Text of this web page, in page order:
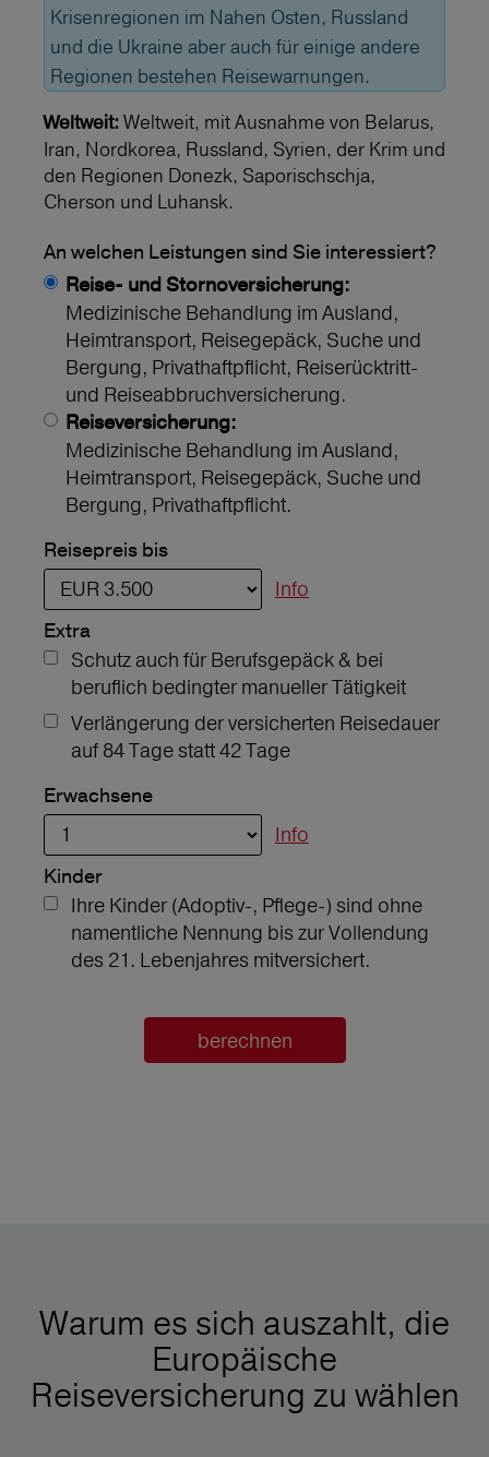
Krisenregionen im Nahen Osten, Russland
und die Ukraine aber auch für einige andere
Regionen bestehen Reisewarnungen.
Weltweit: Weltweit, mit Ausnahme von Belarus,
Iran, Nordkorea, Russland, Syrien, der Krim und
den Regionen Donezk, Saporischschja,
Cherson und Luhansk.
An welchen Leistungen sind Sie interessiert?
Reise- und Stornoversicherung:
Medizinische Behandlung im Ausland,
Heimtransport, Reisegepäck, Suche und
Bergung, Privathaftpflicht, Reiserücktritt-
und Reiseabbruchversicherung.
Reiseversicherung:
Medizinische Behandlung im Ausland,
Heimtransport, Reisegepäck, Suche und
Bergung, Privathaftpflicht.
Reisepreis bis
Info
Extra
Schutz auch für Berufsgepäck & bei
beruflich bedingter manueller Tätigkeit
Verlängerung der versicherten Reisedauer
auf 84 Tage statt 42 Tage
Erwachsene
Info
Kinder
Ihre Kinder (Adoptiv-, Pflege-) sind ohne
namentliche Nennung bis zur Vollendung
des 21. Lebenjahres mitversichert.
berechnen
Warum es sich auszahlt, die
Europäische
Reiseversicherung zu wählen